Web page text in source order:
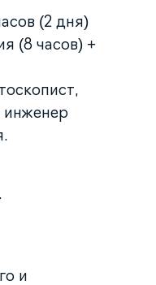
(2 дня)
(8 часов) +
инженер
и